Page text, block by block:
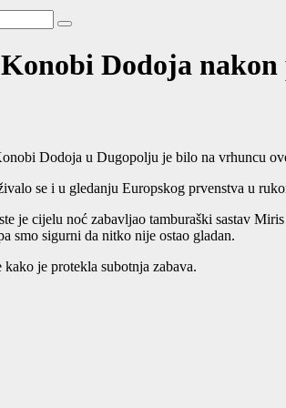
Dodoja nakon
Dodoja u Dugopolju je bilo na vrhuncu
se i u gledanju Europskog prvenstva u
je cijelu noć zabavljao tamburaški sastav
smo sigurni da nitko nije ostao gladan.
je protekla subotnja zabava.